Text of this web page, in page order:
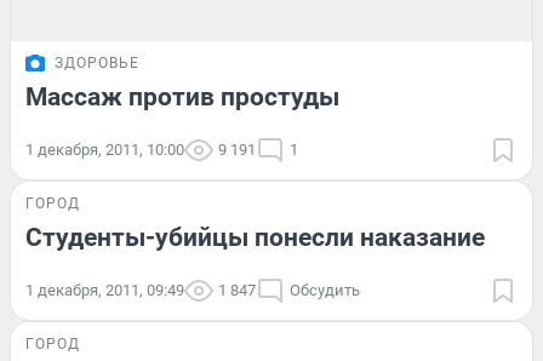
ЗДОРОВЬЕ
Массаж против простуды
1 декабря, 2011, 10:00 9 191 1
ГОРОД
Студенты-убийцы понесли наказание
1 декабря, 2011, 09:49 1 847 Обсудить
ГОРОД